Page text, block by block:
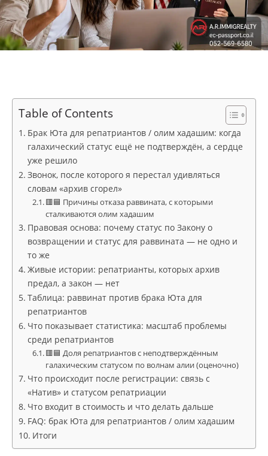
Table of Contents
Брак Юта для репатриантов / олим хадашим: когда
галахический статус ещё не подтверждён, а сердце
уже решило
Звонок, после которого я перестал удивляться
словам «архив сгорел»
🟥🟦 Причины отказа раввината, с которыми
сталкиваются олим хадашим
Правовая основа: почему статус по Закону о
возвращении и статус для раввината — не одно и
то же
Живые истории: репатрианты, которых архив
предал, а закон — нет
Таблица: раввинат против брака Юта для
репатриантов
Что показывает статистика: масштаб проблемы
среди репатриантов
🟥🟦 Доля репатриантов с неподтверждённым
галахическим статусом по волнам алии (оценочно)
Что происходит после регистрации: связь с
«Натив» и статусом репатриации
Что входит в стоимость и что делать дальше
FAQ: брак Юта для репатриантов / олим хадашим
Итоги